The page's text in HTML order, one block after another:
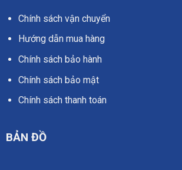
Chính sách vận chuyển
Hướng dẫn mua hàng
Chính sách bảo hành
Chính sách bảo mật
Chính sách thanh toán
BẢN ĐỒ